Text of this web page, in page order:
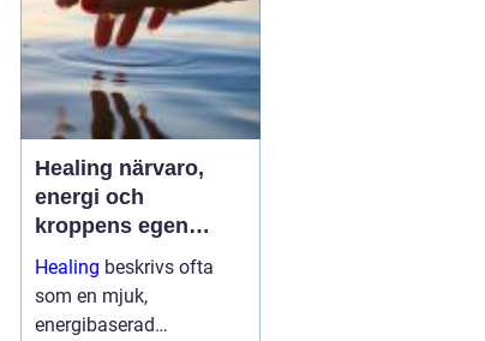
kombinerar sti...
Healing närvaro,
energi och
kroppens egen
förmåga att läka
Healing beskrivs ofta
som en mjuk,
energibaserad